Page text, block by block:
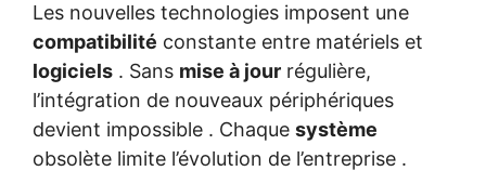
Les nouvelles technologies imposent une
compatibilité constante entre matériels et
logiciels . Sans mise à jour régulière,
l’intégration de nouveaux périphériques
devient impossible . Chaque système
obsolète limite l’évolution de l’entreprise .